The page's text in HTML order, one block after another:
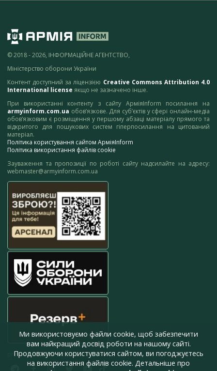
© 2018 - 2026, ІНФОРМАЦІЙНЕ АГЕНТСТВО,
Міністерство оборони України
Контент доступний за ліцензією Creative Commons Attribution 4.0
International license якщо не зазначено інше.
При використанні контенту з сайту АрміяInform посилання на
armyinform.com.ua обов’язкове. Для суб’єктів у сфері онлайн-медіа
обов’язковим є розміщення у першому абзаці матеріалу прямого та
відкритого для пошукових систем гіперпосилання на цитований
матеріал.
Політика користування сайтом АрміяInform
Політика використання файлів cookie
Зауваження та пропозиції по роботі сайту надсилайте на адресу:
webmaster@armyinform.com.ua
press@armyinform.com.ua
Ми використовуємо файли cookie, щоб забезпечити
вам найкращий досвід роботи на нашому сайті.
Продовжуючи користуватися сайтом, ви погоджуєтесь
на використання файлів cookie. Детальніше про